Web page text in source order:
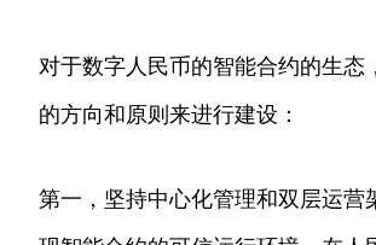
对于数字人民币的智能合约的生态
的方向和原则来进行建设：
第一，坚持中心化管理和双层运营